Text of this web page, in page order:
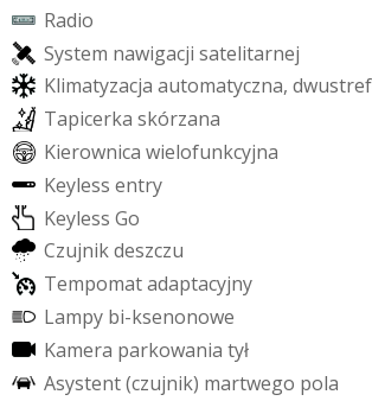
Radio
System nawigacji satelitarnej
Klimatyzacja automatyczna, dwustref
Tapicerka skórzana
Kierownica wielofunkcyjna
Keyless entry
Keyless Go
Czujnikdeszczu
Tempomatadaptacyjny
Lampy bi-ksenonowe
Kamera parkowania tył
Asystent(czujnik) martwego pola